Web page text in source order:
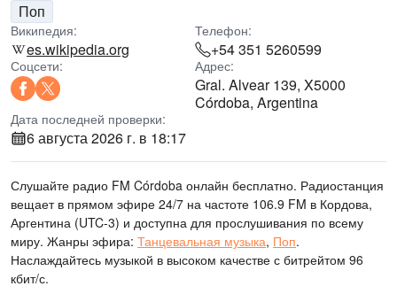
Поп
Википедия:
es.wikipedia.org
Телефон:
+54 351 5260599
Соцсети: Адрес:
Gral. Alvear 139, X5000
Córdoba, Argentina
Дата последней проверки:
6 августа 2026 г. в 18:17
Слушайте радио FM Córdoba онлайн бесплатно. Радиостанция
вещает в прямом эфире 24/7 на частоте 106.9 FM в Кордова,
Аргентина (UTC-3) и доступна для прослушивания по всему
миру. Жанры эфира: Танцевальная музыка, Поп.
Наслаждайтесь музыкой в высоком качестве с битрейтом 96
кбит/с.